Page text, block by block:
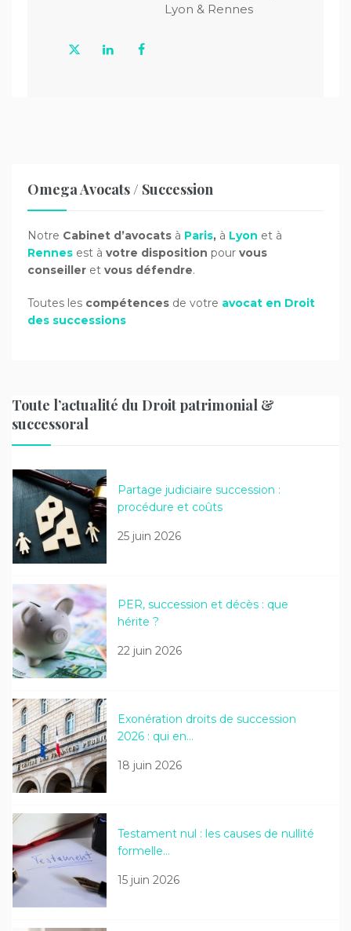
Lyon & Rennes
Omega Avocats / Succession
Notre Cabinet d’avocats à Paris, à Lyon et à
Rennes est à votre disposition pour vous
conseiller et vous défendre.
Toutes les compétences de votre avocat en Droit
des successions
Toute l’actualité du Droit patrimonial &
successoral
Partage judiciaire succession :
procédure et coûts
25 juin 2026
PER, succession et décès : que
hérite ?
22 juin 2026
Exonération droits de succession
2026 : qui en…
18 juin 2026
Testament nul : les causes de nullité
formelle…
15 juin 2026